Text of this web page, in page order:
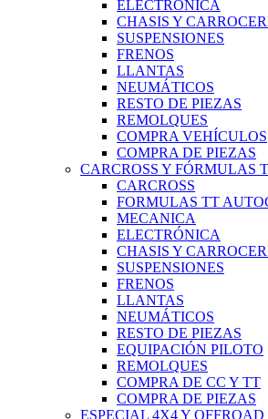
ELECTRÓNICA
CHASIS Y
SUSPENSIONES
FRENOS
LLANTAS
NEUMÁTICOS
RESTO DE PIEZAS
REMOLQUES
COMPRA VEHÍCULOS
COMPRA DE PIEZAS
CARCROSS Y FÓRMULAS
CARCROSS
FORMULAS TT
MECANICA
ELECTRÓNICA
CHASIS Y
SUSPENSIONES
FRENOS
LLANTAS
NEUMÁTICOS
RESTO DE PIEZAS
EQUIPACIÓN PILOTO
REMOLQUES
COMPRA DE CC Y TT
COMPRA DE PIEZAS
ESPECIAL 4X4 Y OFFROAD